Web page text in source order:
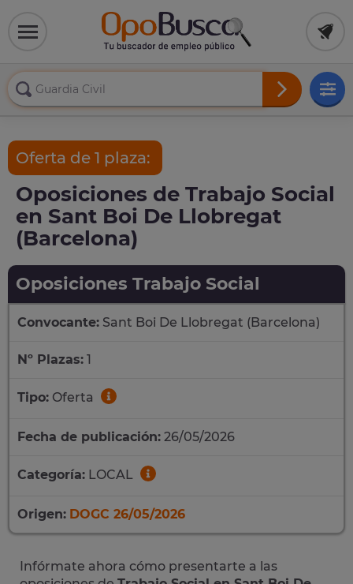
Oferta de 1 plaza:
Oposiciones de Trabajo Social
en Sant Boi De Llobregat
(Barcelona)
Oposiciones Trabajo Social
Convocante: Sant Boi De Llobregat (Barcelona)
Nº Plazas: 1
Tipo: Oferta
Fecha de publicación: 26/05/2026
Categoría: LOCAL
Origen: DOGC 26/05/2026
Infórmate ahora cómo presentarte a las